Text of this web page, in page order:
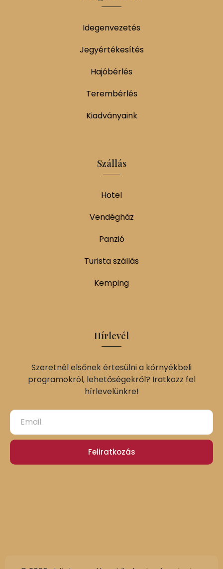
Idegenvezetés
Jegyértékesítés
Hajóbérlés
Terembérlés
Kiadványaink
Szállás
Hotel
Vendégház
Panzió
Turista szállás
Kemping
Hírlevél
Szeretnél elsőnek értesülni a környékbeli
programokról, lehetőségekről? Iratkozz fel
hírlevelünkre!
Feliratkozás